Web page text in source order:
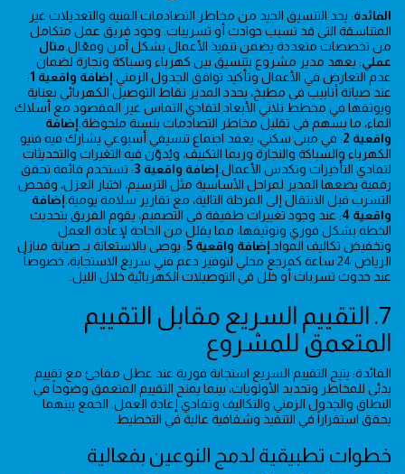
الفائدة: يحد التنسيق الجيد من مخاطر التصادمات الفنية والتعديلات غير
المتناسقة التي قد تسبب حوادث أو تسريبات. وجود فريق عمل متكامل
من تخصصات متعددة يضمن تنفيذ الأعمال بشكل آمن وفعّال. مثال
عملي: يعهد مدير مشروع بتنسيق بين كهرباء وسباكة ونجارة لضمان
عدم التعارض في الأعمال وتأكيد توافق الجدول الزمني. إضافة واقعية 1
:
عند صيانة أنابيب في مطبخ، يحدد المدير نقاط التوصيل الكهربائي بعناية
ويوثقها في مخطط ثلاثي الأبعاد لتفادي التماس غير المقصود مع أسلاك
الماء، ما يسهم في تقليل مخاطر التصادمات بنسبة ملحوظة. إضافة
واقعية 2
: في مبنى سكني، يعقد اجتماع تنسيقي أسبوعي يشارك فيه فنيو
الكهرباء والسباكة والنجارة وربما التكييف، ويُدوّن فيه التغيرات والتحديثات
لتفادي التأخيرات وتكدس الأعمال. إضافة واقعية 3
: تستخدم قائمة تحقق
رقمية يضعها المدير لمراحل الأساسية مثل الترسيم، اختبار العزل، وفحص
التسرب قبل الانتقال إلى المرحلة التالية، مع تقارير سلامة يومية. إضافة
واقعية 4
: عند وجود تغييرات طفيفة في التصميم، يقوم الفريق بتحديث
الخطة بشكل فوري وتوثيقها، مما يقلل من الحاجة لإعادة العمل
وتخفيض تكاليف المواد. إضافة واقعية 5
: يوصى بالاستعانة بـ صيانة منازل
الرياض 24 ساعة كمرجع محلي لتوفير دعم فني سريع الاستجابة، خصوصاً
عند حدوث تسربات أو خلل في التوصيلات الكهربائية خلال الليل.
7. التقييم السريع مقابل التقييم
المتعمق للمشروع
الفائدة: يتيح التقييم السريع استجابة فورية عند عطل مفاجئ مع تقييم
بدئي للمخاطر وتحديد الأولويات، بينما يمنح التقييم المتعمق وضوحاً في
النطاق والجدول الزمني والتكاليف وتفادي إعادة العمل. الجمع بينهما
يحقق استقراراً في التنفيذ وشفافية عالية في التخطيط.
خطوات تطبيقية لدمج النوعين بفعالية